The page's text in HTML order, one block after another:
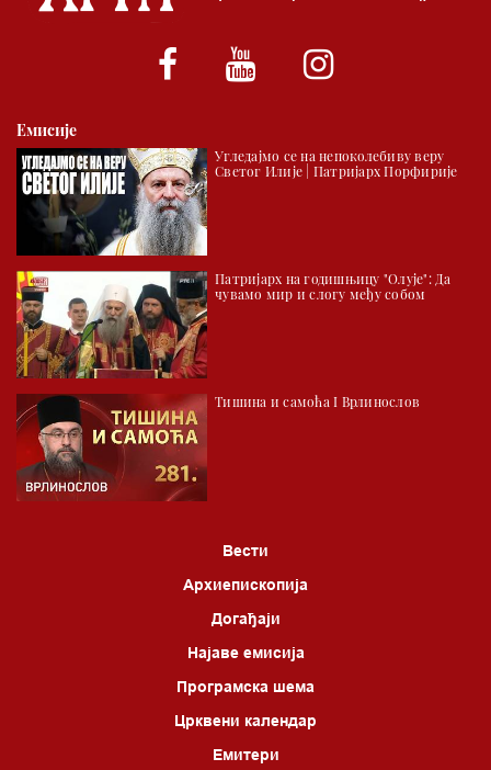
*најважније вести емитујемо на сваки пун сат
Емисије
Угледајмо се на непоколебиву веру
Светог Илије | Патријарх Порфирије
Патријарх на годишњицу "Олује": Да
чувамо мир и слогу међу собом
Тишина и самоћа I Врлинослов
Вести
Архиепископија
Догађаји
Најаве емисија
Програмска шема
Црквени календар
Емитери